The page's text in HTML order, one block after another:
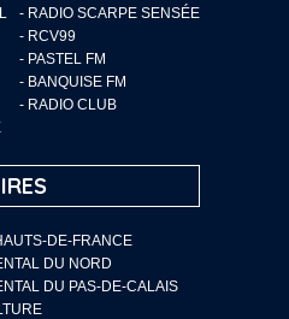
- RADIO SCARPE SENSÉE
- RCV99
- PASTEL FM
- BANQUISE FM
- RADIO CLUB
DE-FRANCE
DU NORD
DU PAS-DE-CALAIS